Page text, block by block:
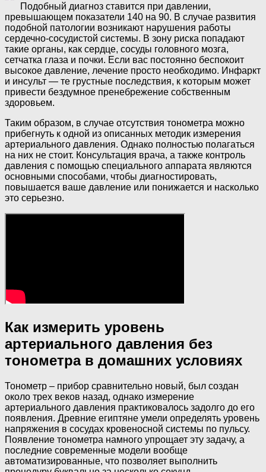
Подобный диагноз ставится при давлении,
превышающем показатели 140 на 90. В случае развития
подобной патологии возникают нарушения работы
сердечно-сосудистой системы. В зону риска попадают
такие органы, как сердце, сосуды головного мозга,
сетчатка глаза и почки. Если вас постоянно беспокоит
высокое давление, лечение просто необходимо. Инфаркт
и инсульт — те грустные последствия, к которым может
привести бездумное пренебрежение собственным
здоровьем.
Таким образом, в случае отсутствия тонометра можно
прибегнуть к одной из описанных методик измерения
артериального давления. Однако полностью полагаться
на них не стоит. Консультация врача, а также контроль
давления с помощью специального аппарата являются
основными способами, чтобы диагностировать,
повышается ваше давление или понижается и насколько
это серьезно.
Как измерить уровень
артериального давления без
тонометра в домашних условиях
Тонометр – прибор сравнительно новый, был создан
около трех веков назад, однако измерение
артериального давления практиковалось задолго до его
появления. Древние египтяне умели определять уровень
напряжения в сосудах кровеносной системы по пульсу.
Появление тонометра намного упрощает эту задачу, а
последние современные модели вообще
автоматизированные, что позволяет выполнить